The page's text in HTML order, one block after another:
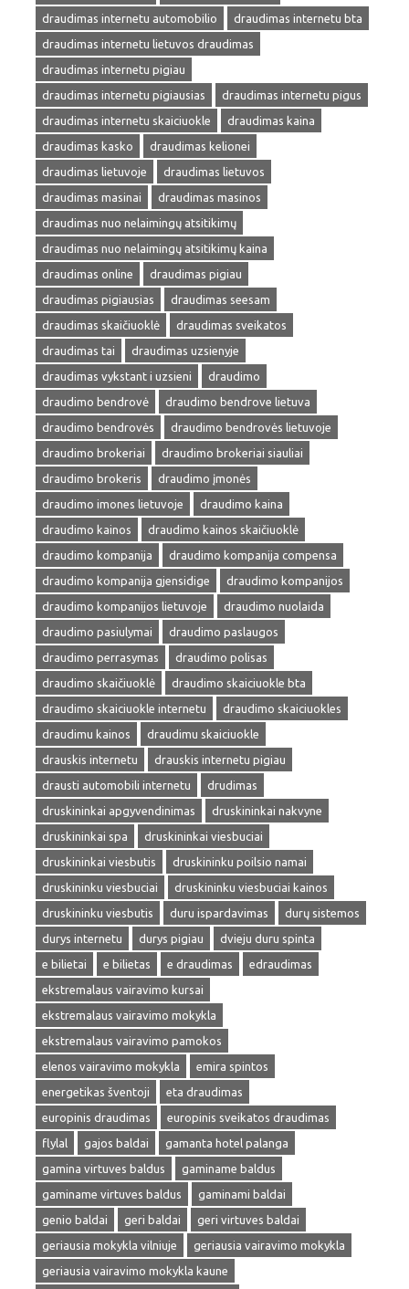
draudimas internetu automobilio
draudimas internetu bta
draudimas internetu lietuvos draudimas
draudimas internetu pigiau
draudimas internetu pigiausias
draudimas internetu pigus
draudimas internetu skaiciuokle
draudimas kaina
draudimas kasko
draudimas kelionei
draudimas lietuvoje
draudimas lietuvos
draudimas masinai
draudimas masinos
draudimas nuo nelaimingų atsitikimų
draudimas nuo nelaimingų atsitikimų kaina
draudimas online
draudimas pigiau
draudimas pigiausias
draudimas seesam
draudimas skaičiuoklė
draudimas sveikatos
draudimas tai
draudimas uzsienyje
draudimas vykstant i uzsieni
draudimo
draudimo bendrovė
draudimo bendrove lietuva
draudimo bendrovės
draudimo bendrovės lietuvoje
draudimo brokeriai
draudimo brokeriai siauliai
draudimo brokeris
draudimo įmonės
draudimo imones lietuvoje
draudimo kaina
draudimo kainos
draudimo kainos skaičiuoklė
draudimo kompanija
draudimo kompanija compensa
draudimo kompanija gjensidige
draudimo kompanijos
draudimo kompanijos lietuvoje
draudimo nuolaida
draudimo pasiulymai
draudimo paslaugos
draudimo perrasymas
draudimo polisas
draudimo skaičiuoklė
draudimo skaiciuokle bta
draudimo skaiciuokle internetu
draudimo skaiciuokles
draudimu kainos
draudimu skaiciuokle
drauskis internetu
drauskis internetu pigiau
drausti automobili internetu
drudimas
druskininkai apgyvendinimas
druskininkai nakvyne
druskininkai spa
druskininkai viesbuciai
druskininkai viesbutis
druskininku poilsio namai
druskininku viesbuciai
druskininku viesbuciai kainos
druskininku viesbutis
duru ispardavimas
durų sistemos
durys internetu
durys pigiau
dvieju duru spinta
e bilietai
e bilietas e draudimas
edraudimas
ekstremalaus vairavimo kursai
ekstremalaus vairavimo mokykla
ekstremalaus vairavimo pamokos
elenos vairavimo mokykla
emira spintos
energetikas šventoji
eta draudimas
europinis draudimas
europinis sveikatos draudimas
flylal
gajos baldai
gamanta hotel palanga
gamina virtuves baldus
gaminame baldus
gaminame virtuves baldus
gaminami baldai
genio baldai
geri baldai
geri virtuves baldai
geriausia mokykla vilniuje
geriausia vairavimo mokykla
geriausia vairavimo mokykla kaune